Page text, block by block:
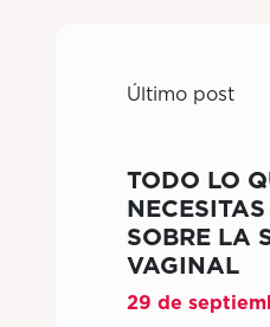
Último post
TODO LO
SOBRE LA
VAGINAL
29 de